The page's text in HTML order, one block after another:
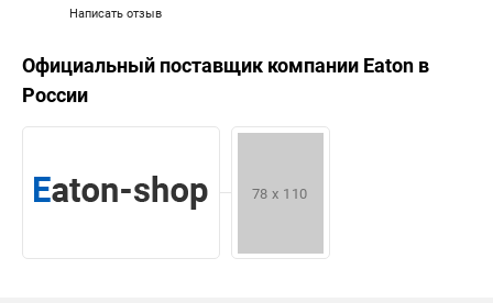
Написать отзыв
Официальный поставщик компании Eaton в
России